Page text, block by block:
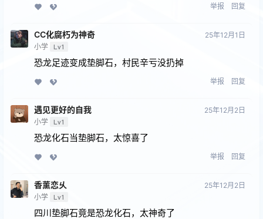
举报 回复
CC化腐朽为神奇
小学 Lv1
25年12月1日
恐龙足迹变成垫脚石，村民辛亏没扔掉
举报 回复
遇见更好的⾃我
小学 Lv1
25年12月2日
恐龙化石当垫脚石，太惊喜了
举报 回复
香薰恋乆
小学 Lv1
25年12月2日
四川垫脚石竟是恐龙化石，太神奇了